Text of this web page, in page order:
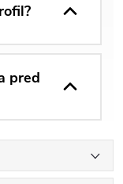
pred